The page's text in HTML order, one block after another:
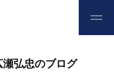
弘忠のブログ